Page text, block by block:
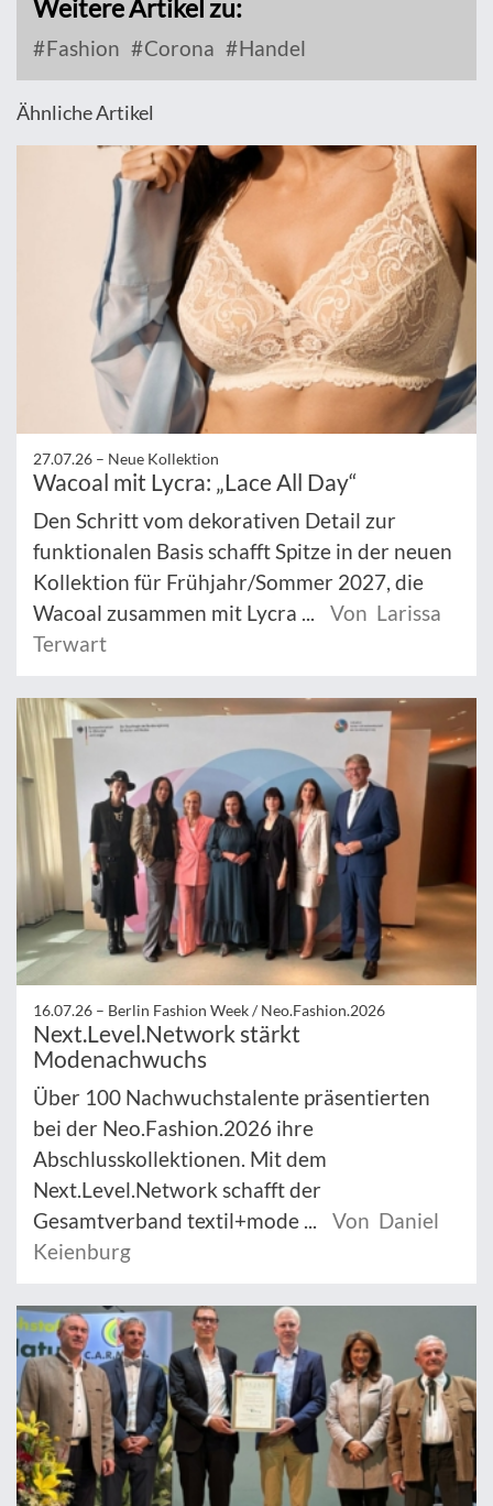
Weitere Artikel zu:
Fashion Corona Handel
Ähnliche Artikel
27.07.26 – Neue Kollektion
Wacoal mit Lycra: „Lace All Day“
Den Schritt vom dekorativen Detail zur
funktionalen Basis schafft Spitze in der neuen
Kollektion für Frühjahr/Sommer 2027, die
Wacoal zusammen mit Lycra ...
Von Larissa
Terwart
16.07.26 – Berlin Fashion Week / Neo.Fashion.2026
Next.Level.Network stärkt
Modenachwuchs
Über 100 Nachwuchstalente präsentierten
bei der Neo.Fashion.2026 ihre
Abschlusskollektionen. Mit dem
Next.Level.Network schafft der
Gesamtverband textil+mode ...
Von Daniel
Keienburg